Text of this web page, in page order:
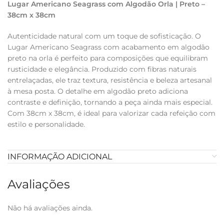
Lugar Americano Seagrass com Algodão Orla | Preto –
38cm x 38cm
Autenticidade natural com um toque de sofisticação. O
Lugar Americano Seagrass com acabamento em algodão
preto na orla é perfeito para composições que equilibram
rusticidade e elegância. Produzido com fibras naturais
entrelaçadas, ele traz textura, resistência e beleza artesanal
à mesa posta. O detalhe em algodão preto adiciona
contraste e definição, tornando a peça ainda mais especial.
Com 38cm x 38cm, é ideal para valorizar cada refeição com
estilo e personalidade.
INFORMAÇÃO ADICIONAL
Avaliações
Não há avaliações ainda.